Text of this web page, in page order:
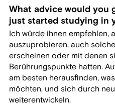
What advice would you
just started studying in
Ich würde ihnen empfehlen,
auszuprobieren, auch
erscheinen oder mit denen
Berührungspunkte hatten.
am besten herausfinden,
möchten, und sich durch
weiterentwickeln.